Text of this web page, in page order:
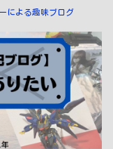
による趣味ブログ